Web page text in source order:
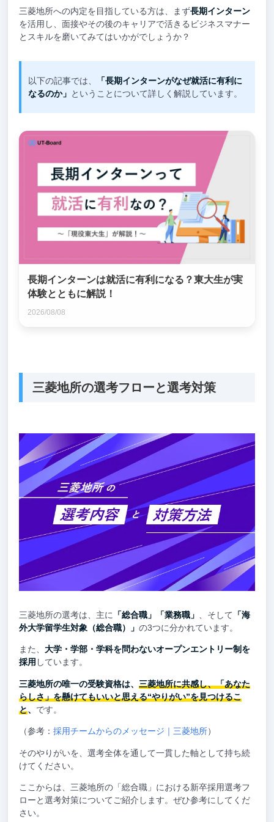
三菱地所への内定を目指している方は、まず長期インターン
を活用し、面接やその後のキャリアで活きるビジネスマナー
とスキルを磨いてみてはいかがでしょうか？
以下の記事では、
「長期インターンがなぜ就活に有利に
なるのか」 ということについて詳しく解説しています。
長期インターンは就活に有利になる？東大生が実
体験とともに解説！
2026/08/08
三菱地所の選考フローと選考対策
三菱地所の選考は、主に 「総合職」「業務職」 、そして
「海
外大学留学生対象（総合職）」 の3つに分かれています。
また、 大学・学部・学科を問わないオープンエントリー制を
採用 しています。
三菱地所の唯一の受験資格は、 三菱地所に共感し、「あなた
らしさ」を懸けてもいいと思える“やりがい”を見つけるこ
と、 です。
（参考： 採用チームからのメッセージ｜三菱地所）
そのやりがいを、選考全体を通して一貫した軸として持ち続
けてください。
ここからは、三菱地所の「総合職」における新卒採用選考フ
ローと選考対策についてご紹介します。ぜひ参考にしてくだ
さい。